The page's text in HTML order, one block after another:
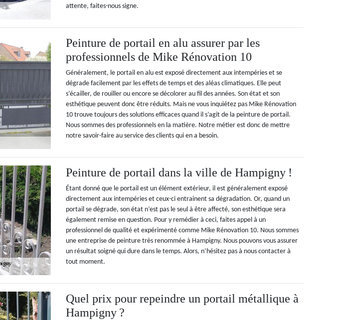
attente, faites-nous signe.
Peinture de portail en alu assurer par les
professionnels de Mike Rénovation 10
Généralement, le portail en alu est exposé directement aux intempéries et se
dégrade facilement par les effets de temps et des aléas climatiques. Elle peut
s’écailler, de rouiller ou encore se décolorer au fil des années. Son état et son
esthétique peuvent donc être réduits. Mais ne vous inquiétez pas Mike Rénovation
10 trouve toujours des solutions efficaces quand il s’agit de la peinture de portail.
Nous sommes des professionnels en la matière. Notre métier est donc de mettre
notre savoir-faire au service des clients qui en a besoin.
Peinture de portail dans la ville de Hampigny !
Étant donné que le portail est un élément extérieur, il est généralement exposé
directement aux intempéries et ceux-ci entrainent sa dégradation. Or, quand un
portail se dégrade, son état n’est pas le seul à être affecté, son esthétique sera
également remise en question. Pour y remédier à ceci, faites appel à un
professionnel de qualité et expérimenté comme Mike Rénovation 10. Nous sommes
une entreprise de peinture très renommée à Hampigny. Nous pouvons vous assurer
un résultat soigné qui dure dans le temps. Alors, n’hésitez pas à nous contacter à
tout moment.
Quel prix pour repeindre un portail métallique à
Hampigny ?